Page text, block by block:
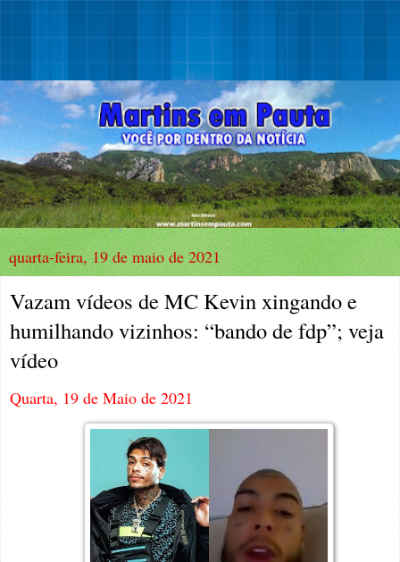
quarta-feira, 19 de maio de 2021
Vazam vídeos de MC Kevin xingando e
humilhando vizinhos: “bando de fdp”; veja
vídeo
Quarta, 19 de Maio de 2021